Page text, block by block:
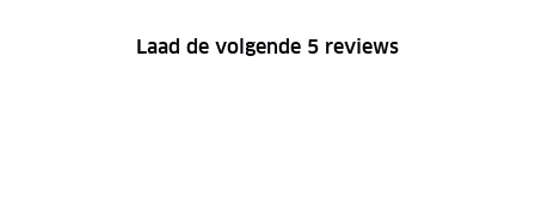
Laad de volgende 5 reviews